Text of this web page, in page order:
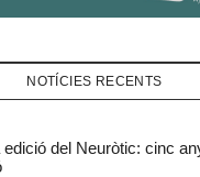
NOTÍCIES RECENTS
del Neuròtic: cinc